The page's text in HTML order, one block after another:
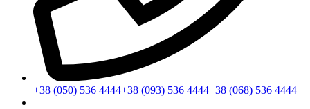
+38 (050) 536 4444+38 (093) 536 4444+38 (068) 536 4444